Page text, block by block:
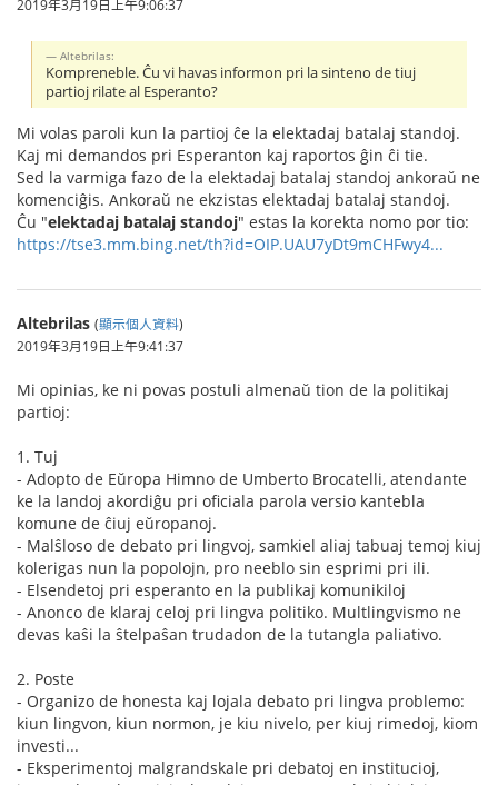
2019年3月19日上午9:06:37
Altebrilas:
Kompreneble. Ĉu vi havas informon pri la sinteno de tiuj
partioj rilate al Esperanto?
Mi volas paroli kun la partioj ĉe la elektadaj batalaj standoj.
Kaj mi demandos pri Esperanton kaj raportos ĝin ĉi tie.
Sed la varmiga fazo de la elektadaj batalaj standoj ankoraŭ ne
komenciĝis. Ankoraŭ ne ekzistas elektadaj batalaj standoj.
Ĉu "elektadaj batalaj standoj" estas la korekta nomo por tio:
https://tse3.mm.bing.net/th?id=OIP.UAU7yDt9mCHFwy4...
Altebrilas (顯示個人資料)
2019年3月19日上午9:41:37
Mi opinias, ke ni povas postuli almenaŭ tion de la politikaj
partioj:
1. Tuj
- Adopto de Eŭropa Himno de Umberto Brocatelli, atendante
ke la landoj akordiĝu pri oficiala parola versio kantebla
komune de ĉiuj eŭropanoj.
- Malŝloso de debato pri lingvoj, samkiel aliaj tabuaj temoj kiuj
kolerigas nun la popolojn, pro neeblo sin esprimi pri ili.
- Elsendetoj pri esperanto en la publikaj komunikiloj
- Anonco de klaraj celoj pri lingva politiko. Multlingvismo ne
devas kaŝi la ŝtelpaŝan trudadon de la tutangla paliativo.
2. Poste
- Organizo de honesta kaj lojala debato pri lingva problemo:
kiun lingvon, kiun normon, je kiu nivelo, per kiuj rimedoj, kiom
investi...
- Eksperimentoj malgrandskale pri debatoj en institucioj,